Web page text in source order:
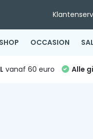
OCCASION
vanaf 60 euro Alle